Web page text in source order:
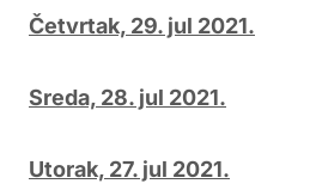
Četvrtak, 29. jul 2021.
Sreda, 28. jul 2021.
Utorak, 27. jul 2021.